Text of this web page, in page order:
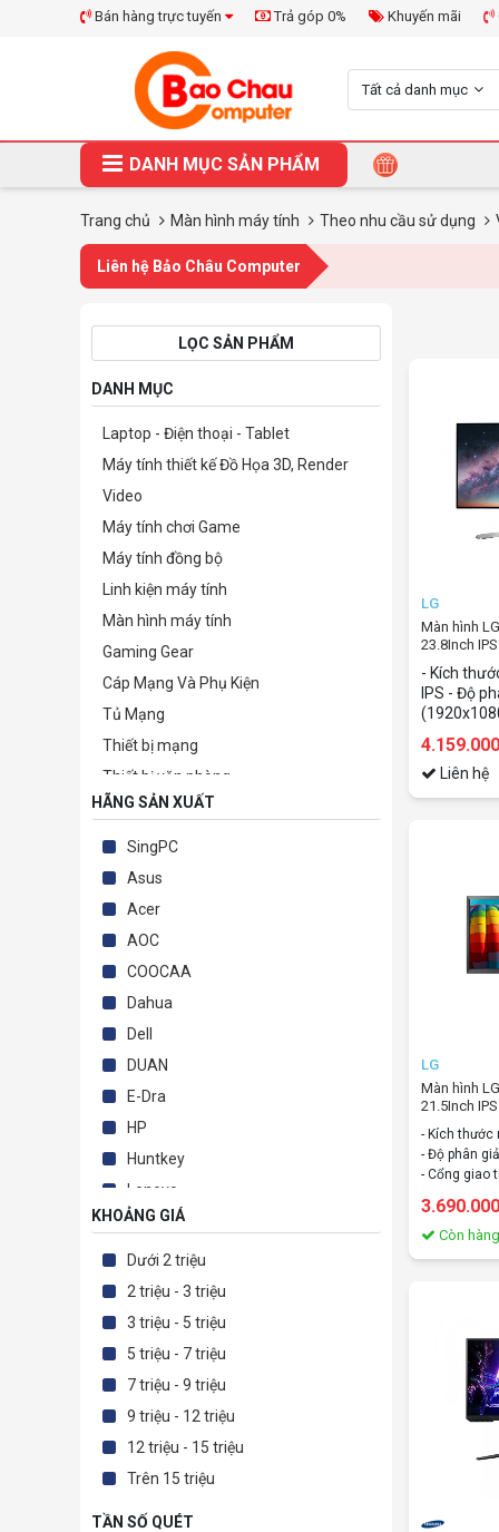
Bán hàng trực tuyến Trả góp 0% Khuyến mãi
Tất cả danh mục
DANH MỤC SẢN PHẨM
Trang chủ Màn hình máy tính Theo nhu cầu sử dụng
Liên hệ Bảo Châu Computer
LỌC SẢN PHẨM
DANH MỤC
Laptop - Điện thoại - Tablet
Máy tính thiết kế Đồ Họa 3D, Render
Video
Máy tính chơi Game
Máy tính đồng bộ
Linh kiện máy tính
Màn hình máy tính
Gaming Gear
Cáp Mạng Và Phụ Kiện
Tủ Mạng
Thiết bị mạng
Thiết bị văn phòng
Camera giám sát & Phụ kiện
Phần mềm bản quyền
TB lưu trữ-bảo mật-kỹ thuật số
Thiết bị nghe nhìn & Giải trí
Điện tử - Điện lạnh
Phụ kiện
Thiết Bị Sức Khỏe
HÃNG SẢN XUẤT
SingPC
Asus
Acer
AOC
COOCAA
Dahua
Dell
DUAN
E-Dra
HP
Huntkey
Lenovo
LG
MSI
Philips
Samsung
Viewsonic
VSP
VSP
Xiaomi
KHOẢNG GIÁ
Dưới 2 triệu
2 triệu - 3 triệu
3 triệu - 5 triệu
5 triệu - 7 triệu
7 triệu - 9 triệu
9 triệu - 12 triệu
12 triệu - 15 triệu
Trên 15 triệu
TẦN SỐ QUÉT
LG
Màn hình
23.8Inch IPS
- Kích
IPS - Độ
speaker/
Liên hệ
LG
Màn hình
21.5Inch IPS
- Kích thước
- Độ phân
- Cổng giao
Còn hàng